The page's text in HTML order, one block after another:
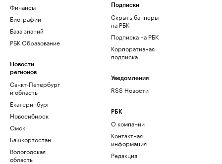
Финансы
Биографии
База знаний
РБК Образование
Новости
регионов
Санкт-Петербург
и область
Екатеринбург
Новосибирск
Омск
Башкортостан
Вологодская
область
Подписки
Скрыть баннеры
на РБК
Подписка на РБК
Корпоративная
подписка
Уведомления
RSS Новости
РБК
О компании
Контактная
информация
Редакция